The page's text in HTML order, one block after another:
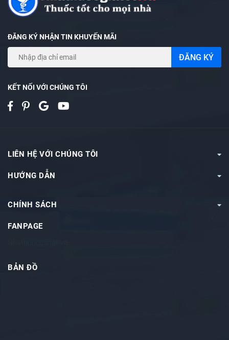
ĐĂNG KÝ NHẬN TIN KHUYẾN MÃI
ĐĂNG KÝ
KẾT NỐI VỚI CHÚNG TÔI
LIÊN HỆ VỚI CHÚNG TÔI
HƯỚNG DẪN
CHÍNH SÁCH
FANPAGE
BẢN ĐỒ